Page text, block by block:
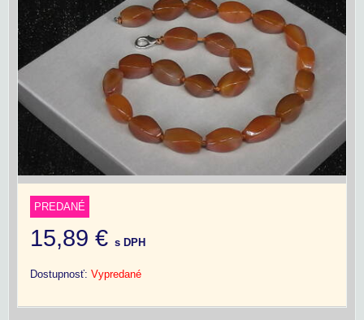
PREDANÉ
15,89 € s DPH
Dostupnosť: Vypredané